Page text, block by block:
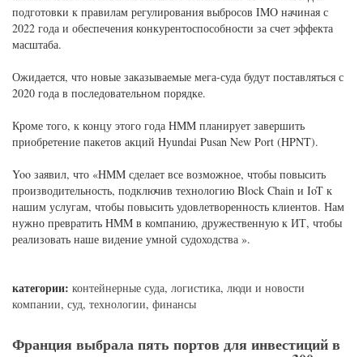
подготовки к правилам регулирования выбросов IMO начиная с
2022 года и обеспечения конкурентоспособности за счет эффекта
масштаба.
Ожидается, что новые заказываемые мега-суда будут поставляться с
2020 года в последовательном порядке.
Кроме того, к концу этого года HMM планирует завершить
приобретение пакетов акций Hyundai Pusan ​​New Port (HPNT).
Yoo заявил, что «HMM сделает все возможное, чтобы повысить
производительность, подключив технологию Block Chain и IoT к
нашим услугам, чтобы повысить удовлетворенность клиентов. Нам
нужно превратить HMM в компанию, дружественную к ИТ, чтобы
реализовать наше видение умной судоходства ».
категории: контейнерные суда, логистика, люди и новости
компании, суд, технологии, финансы
Франция выбрала пять портов для инвестиций в